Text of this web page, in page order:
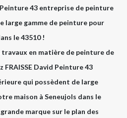
Peinture 43 entreprise de peinture
large gamme de peinture pour
le 43510 !
en matière de peinture de
David Peinture 43
qui possèdent de large
maison à Seneujols dans le
marque sur le plan des